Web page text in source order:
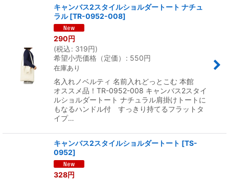
キャンバス2スタイルショルダートート ナチュ
ラル [TR-0952-008]
290円
(税込: 319円)
希望小売価格（定価）
: 550円
在庫あり
名入れノベルティ 名前入れどっとこむ 本館
オススメ品！TR-0952-008 キャンバス2スタイ
ルショルダートート ナチュラル肩掛けトートに
もなるハンドル付 すっきり持てるフラットタ
イプ…
キャンバス2スタイルショルダートート [TS-
0952]
328円